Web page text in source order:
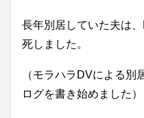
長年別居していた夫は
死しました。
（モラハラDVによる別
ログを書き始めました）